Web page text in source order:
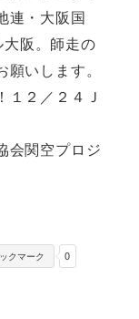
連・大阪国
阪。師走の
いします。
１２／２４Ｊ
会関空プロジ
0
クマーク